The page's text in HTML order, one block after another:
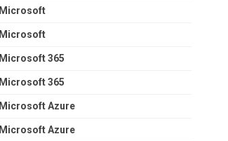
Microsoft
Microsoft
Microsoft 365
Microsoft 365
Microsoft Azure
Microsoft Azure